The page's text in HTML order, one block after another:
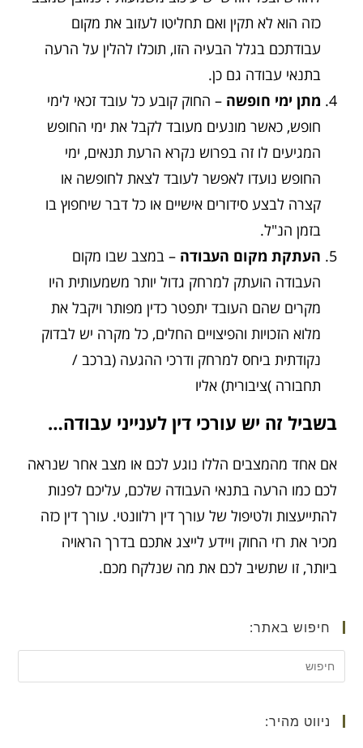
כזה הוא לא תקין ואם תחליטו לעזוב את מקום
עבודתכם בגלל הבעיה הזו, תוכלו להלין על הרעה
בתנאי עבודה גם כן.
מתן ימי חופשה – החוק קובע כל עובד זכאי לימי
חופש, כאשר מונעים מעובד לקבל את ימי החופש
המגיעים לו זה בפרוש נקרא הרעת תנאים, ימי
החופש נועדו לאפשר לעובד לצאת לחופשה או
קצרה לבצע סידורים אישיים או כל דבר שיחפוץ בו
בזמן הנ"ל.
העתקת מקום העבודה – במצב שבו מקום
העבודה הועתק למרחק גדול יותר משמעותית היו
מקרים שהם העובד יתפטר כדין מפותר ויקבל את
מלוא הזכויות והפיצויים החלים, כל מקרה יש לבדוק
נקודתית ביחס למרחק ודרכי ההגעה (ברכב /
תחבורה )ציבורית) אליו
בשביל זה יש עורכי דין לענייני עבודה…
אם אחד מהמצבים הללו נוגע לכם או מצב אחר שנראה
לכם כמו הרעה בתנאי העבודה שלכם, עליכם לפנות
להתייעצות ולטיפול של עורך דין רלוונטי. עורך דין כזה
מכיר את רזי החוק ויידע לייצג אתכם בדרך הראויה
ביותר, זו שתשיב לכם את מה שנלקח מכם.
חיפוש באתר:
ניווט מהיר: